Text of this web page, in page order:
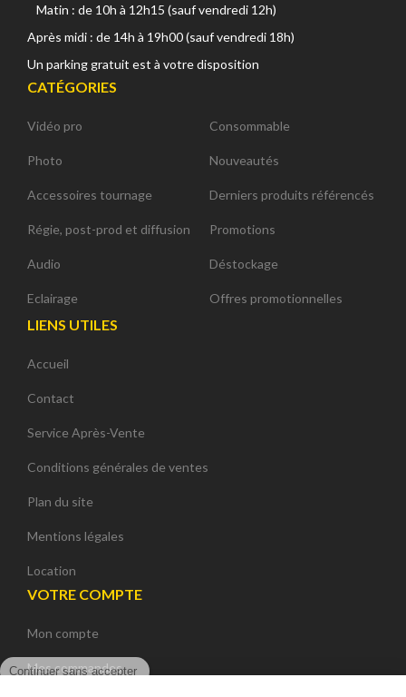
Matin : de 10h à 12h15 (sauf vendredi 12h)
Après midi : de 14h à 19h00 (sauf vendredi 18h)
Un parking gratuit est à votre disposition
CATÉGORIES
Vidéo pro
Photo
Accessoires tournage
Régie, post-prod et diffusion
Audio
Eclairage
Consommable
Nouveautés
Derniers produits référencés
Promotions
Déstockage
Offres promotionnelles
LIENS UTILES
Accueil
Contact
Service Après-Vente
Conditions générales de ventes
Plan du site
Mentions légales
Location
VOTRE COMPTE
Mon compte
Mes commandes
Continuer sans accepter